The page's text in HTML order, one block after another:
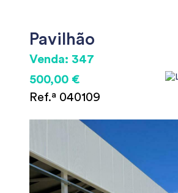
Pavilhão
Venda: 347
500,00 €
Ref.ª 040109